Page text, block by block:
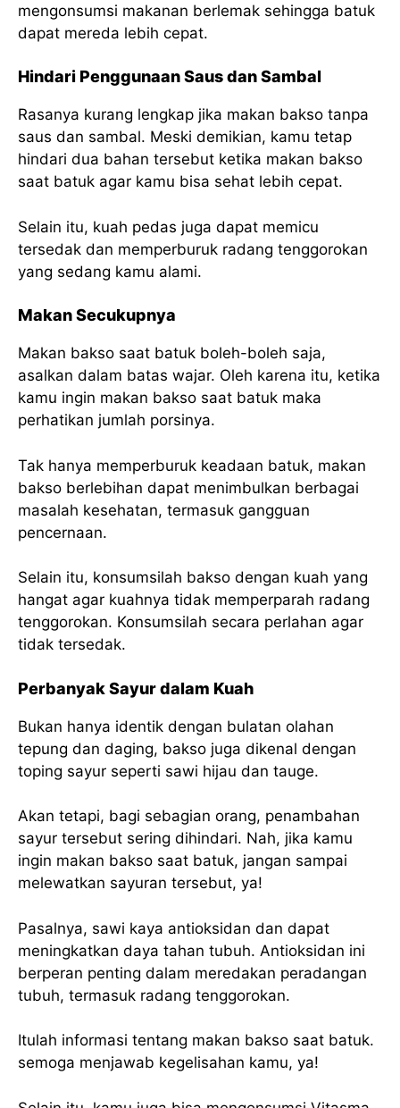
mengonsumsi makanan berlemak sehingga batuk
dapat mereda lebih cepat.
Hindari Penggunaan Saus dan Sambal
Rasanya kurang lengkap jika makan bakso tanpa
saus dan sambal. Meski demikian, kamu tetap
hindari dua bahan tersebut ketika makan bakso
saat batuk agar kamu bisa sehat lebih cepat.
Selain itu, kuah pedas juga dapat memicu
tersedak dan memperburuk radang tenggorokan
yang sedang kamu alami.
Makan Secukupnya
Makan bakso saat batuk boleh-boleh saja,
asalkan dalam batas wajar. Oleh karena itu, ketika
kamu ingin makan bakso saat batuk maka
perhatikan jumlah porsinya.
Tak hanya memperburuk keadaan batuk, makan
bakso berlebihan dapat menimbulkan berbagai
masalah kesehatan, termasuk gangguan
pencernaan.
Selain itu, konsumsilah bakso dengan kuah yang
hangat agar kuahnya tidak memperparah radang
tenggorokan. Konsumsilah secara perlahan agar
tidak tersedak.
Perbanyak Sayur dalam Kuah
Bukan hanya identik dengan bulatan olahan
tepung dan daging, bakso juga dikenal dengan
toping sayur seperti sawi hijau dan tauge.
Akan tetapi, bagi sebagian orang, penambahan
sayur tersebut sering dihindari. Nah, jika kamu
ingin makan bakso saat batuk, jangan sampai
melewatkan sayuran tersebut, ya!
Pasalnya, sawi kaya antioksidan dan dapat
meningkatkan daya tahan tubuh. Antioksidan ini
berperan penting dalam meredakan peradangan
tubuh, termasuk radang tenggorokan.
Itulah informasi tentang makan bakso saat batuk.
semoga menjawab kegelisahan kamu, ya!